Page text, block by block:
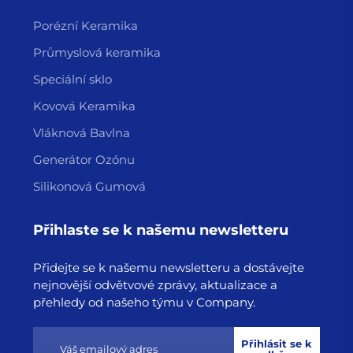
smíchává s plnivy (SiO₂) a síťovacími činidly.
- **Formování**:
- **LSR (Liquid Silicone Rubber)**: Přesné díly
vstřikované formováním.
- **HTV (High-Temperature Vulcanizing)**: Tvarování
lisováním/přeléváním.
- **RTV (Room-Temperature Vulcanizing)**:
- **Dochování**: Zlepšuje mechanické vlastnosti
**Budoucí trendy**: Ekologické formulace,
samoopravující se silikon a inteligentní elastomery pro
Porézní Keramika
Průmyslová keramika
Speciální sklo
Kovová Keramika
Vláknová Bavlna
Generátor Ozónu
Silikonová Gumová
Přihlaste se k našemu newsletteru
Přidejte se k našemu newsletteru a dostávejte
nejnovější odvětvové zprávy, aktualizace a
přehledy od našeho týmu v Company.
Přihlásit se k